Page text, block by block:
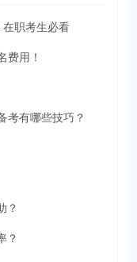
职考生必看
费用！
考有哪些技巧？
？
？